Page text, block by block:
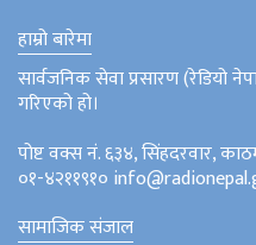
हाम्रो बारेमा
सार्वजनिक सेवा प्रसारण (रेडियो
गरिएको हो।
पोष्ट वक्स नं. ६३४, सिंहदरवार,
०१-४२११९१०
सामाजिक संजाल